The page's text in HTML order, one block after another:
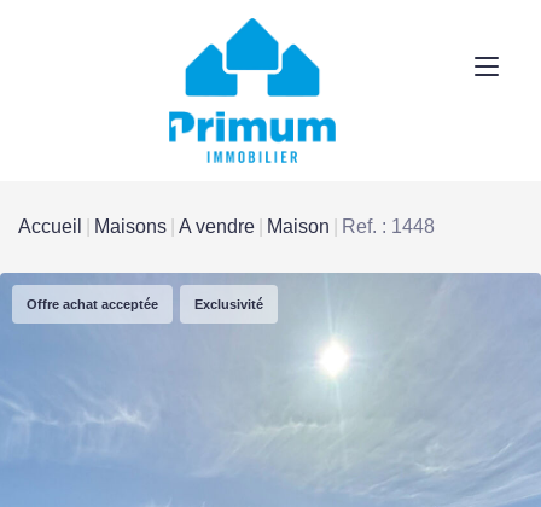
Accueil Maisons A vendre Maison Ref. : 1448
Offre achat acceptée Exclusivité